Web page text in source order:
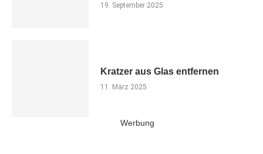
19. September 2025
Kratzer aus Glas entfernen
11. März 2025
Werbung